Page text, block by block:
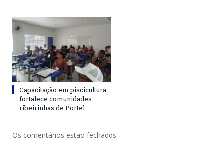
Capacitação em piscicultura
fortalece comunidades
ribeirinhas de Portel
Os comentários estão fechados.